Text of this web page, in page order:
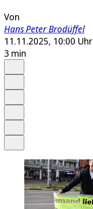
Von
Hans Peter Brodüffel
11.11.2025, 10:00 Uhr
3 min